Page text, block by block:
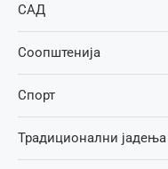
САД
Соопштенија
Спорт
Традиционални јадења